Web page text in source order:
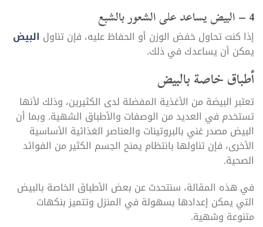
4 – البيض يساعد على الشعور بالشبع
إذا كنت تحاول خفض الوزن أو الحفاظ عليه، فإن تناول البيض
يمكن أن يساعدك في ذلك.
أطباق خاصة بالبيض
تعتبر البيضة من الأغذية المفضلة لدى الكثيرين، وذلك لأنها
تستخدم في العديد من الوصفات والأطباق الشهية. وبما أن
البيض مصدر غني بالبروتينات والعناصر الغذائية الأساسية
الأخرى، فإن تناولها بانتظام يمنح الجسم الكثير من الفوائد
الصحية.
في هذه المقالة، سنتحدث عن بعض الأطباق الخاصة بالبيض
التي يمكن إعدادها بسهولة في المنزل وتتميز بنكهات
متنوعة وشهية.